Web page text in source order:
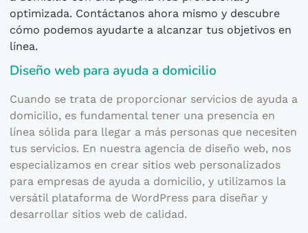
optimizada. Contáctanos ahora mismo y descubre
cómo podemos ayudarte a alcanzar tus objetivos en
línea.
Diseño web para ayuda a domicilio
Cuando se trata de proporcionar servicios de ayuda a
domicilio, es fundamental tener una presencia en
línea sólida para llegar a más personas que necesiten
tus servicios. En nuestra agencia de diseño web, nos
especializamos en crear sitios web personalizados
para empresas de ayuda a domicilio, y utilizamos la
versátil plataforma de WordPress para diseñar y
desarrollar sitios web de calidad.